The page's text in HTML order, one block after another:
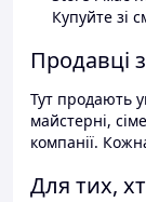
Купуйте зі
Продавці з
Тут продають
майстерні,
компанії.
Для тих,